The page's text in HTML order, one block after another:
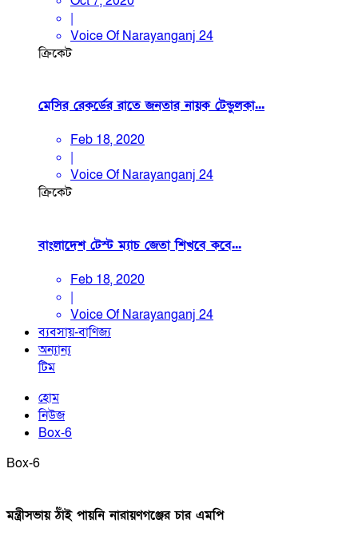
|
Voice Of Narayanganj 24
ক্রিকেট
মেসির রেকর্ডের রাতে জনতার নায়ক টেন্ডুলকা...
Feb 18, 2020
|
Voice Of Narayanganj 24
ক্রিকেট
বাংলাদেশ টেস্ট ম্যাচ জেতা শিখবে কবে...
Feb 18, 2020
|
Voice Of Narayanganj 24
ব্যবসায়-বাণিজ্য
অন্যান্য
টিম
হোম
নিউজ
Box-6
Box-6
মন্ত্রীসভায় ঠাঁই পায়নি নারায়ণগঞ্জের চার এমপি